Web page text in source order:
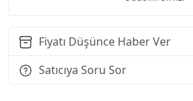
Fiyatı Düşünce Haber Ver
Satıcıya Soru Sor